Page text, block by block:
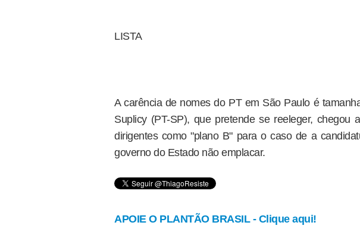
LISTA
A carência de nomes do PT em São Paulo é
Suplicy (PT-SP), que pretende se reeleger, chegou
dirigentes como "plano B" para o caso de a
governo do Estado não emplacar.
APOIE O PLANTÃO BRASIL - Clique aqui!